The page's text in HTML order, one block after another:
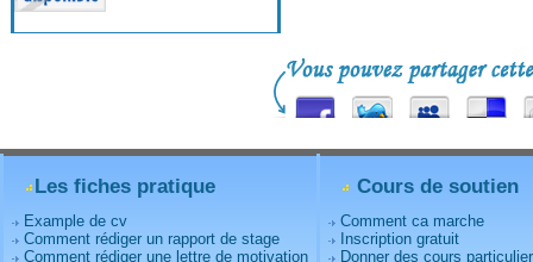
Les fiches pratique
Example de cv
Comment rédiger un rapport de stage
Comment rédiger une lettre de motivation
Cours de soutien
Comment ca marche
Inscription gratuit
Donner des cours